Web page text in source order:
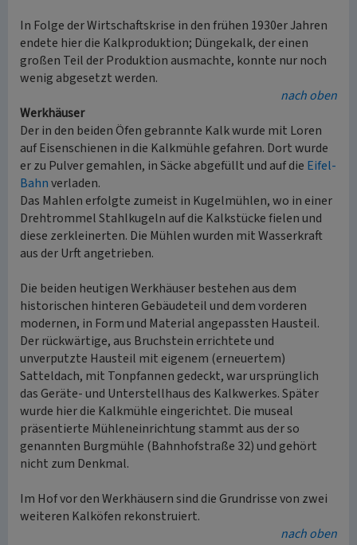
In Folge der Wirtschaftskrise in den frühen 1930er Jahren
endete hier die Kalkproduktion; Düngekalk, der einen
großen Teil der Produktion ausmachte, konnte nur noch
wenig abgesetzt werden.
nach oben
Werkhäuser
Der in den beiden Öfen gebrannte Kalk wurde mit Loren
auf Eisenschienen in die Kalkmühle gefahren. Dort wurde
er zu Pulver gemahlen, in Säcke abgefüllt und auf die Eifel-
Bahnverladen.
Das Mahlen erfolgte zumeist in Kugelmühlen, wo in einer
Drehtrommel Stahlkugeln auf die Kalkstücke fielen und
diese zerkleinerten. Die Mühlen wurden mit Wasserkraft
aus der Urft angetrieben.
Die beiden heutigen Werkhäuser bestehen aus dem
historischen hinteren Gebäudeteil und dem vorderen
modernen, in Form und Material angepassten Hausteil.
Der rückwärtige, aus Bruchstein errichtete und
unverputzte Hausteil mit eigenem (erneuertem)
Satteldach, mit Tonpfannen gedeckt, war ursprünglich
das Geräte- und Unterstellhaus des Kalkwerkes. Später
wurde hier die Kalkmühle eingerichtet. Die museal
präsentierte Mühleneinrichtung stammt aus der so
genannten Burgmühle (Bahnhofstraße 32) und gehört
nicht zum Denkmal.
Im Hof vor den Werkhäusern sind die Grundrisse von zwei
weiteren Kalköfen rekonstruiert.
nach oben